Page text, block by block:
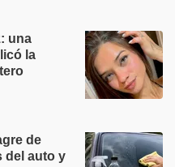
una
la
de
del auto y